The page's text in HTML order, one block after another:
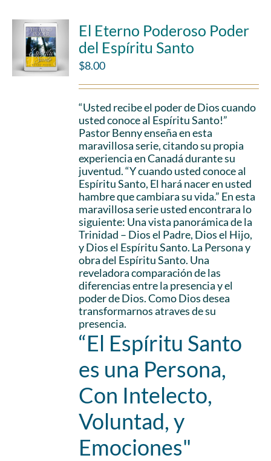
El Eterno Poderoso Poder
del Espíritu Santo
$8.00
“Usted recibe el poder de Dios cuando
usted conoce al Espíritu Santo!”
Pastor Benny enseña en esta
maravillosa serie, citando su propia
experiencia en Canadá durante su
juventud. “Y cuando usted conoce al
Espíritu Santo, El hará nacer en usted
hambre que cambiara su vida.” En esta
maravillosa serie usted encontrara lo
siguiente: Una vista panorámica de la
Trinidad – Dios el Padre, Dios el Hijo,
y Dios el Espíritu Santo. La Persona y
obra del Espíritu Santo. Una
reveladora comparación de las
diferencias entre la presencia y el
poder de Dios. Como Dios desea
transformarnos atraves de su
presencia.
“El Espíritu Santo
es una Persona,
Con Intelecto,
Voluntad, y
Emociones"